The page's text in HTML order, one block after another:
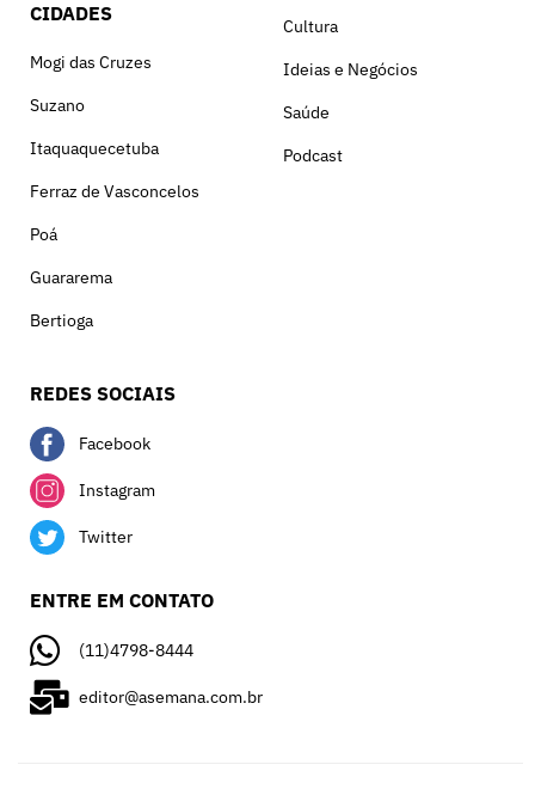
CIDADES
Mogi das Cruzes
Suzano
Itaquaquecetuba
Ferraz de Vasconcelos
Poá
Guararema
Bertioga
Cultura
Ideias e Negócios
Saúde
Podcast
REDES SOCIAIS
Facebook
Instagram
Twitter
ENTRE EM CONTATO
(11)4798-8444
editor@asemana.com.br